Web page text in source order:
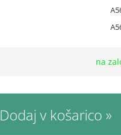
na
Dodaj v košarico